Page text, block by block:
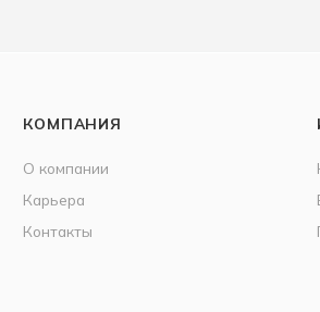
КОМПАНИЯ
О компании
Карьера
Контакты